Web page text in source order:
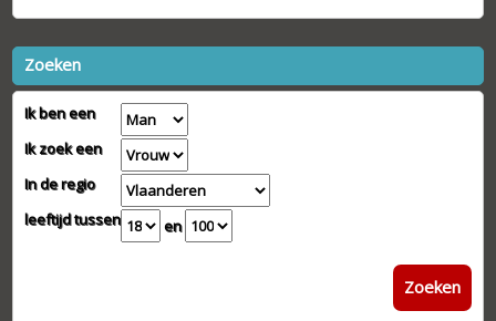
Zoeken
Ik ben een
Ik zoek een
In de regio
leeftijd tussen
en
Zoeken